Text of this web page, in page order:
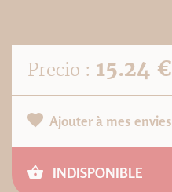
Precio : 15.24 €
Ajouter à mes envies
INDISPONIBLE